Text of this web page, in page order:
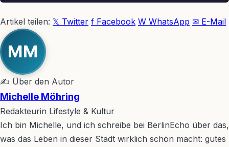
Artikel teilen: 𝕏 Twitter f Facebook W WhatsApp ✉ E-Mail
MM
✍ Über den Autor
Michelle Möhring
Redakteurin Lifestyle & Kultur
Ich bin Michelle, und ich schreibe bei BerlinEcho über das,
was das Leben in dieser Stadt wirklich schön macht: gutes